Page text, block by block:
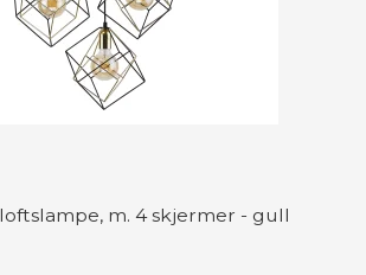
m. 4 skjermer - gull